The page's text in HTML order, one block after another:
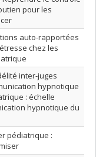
pour les
auto-rapportées
chez les
inter-juges
hypnotique
: échelle
hypnotique du
pédiatrique :